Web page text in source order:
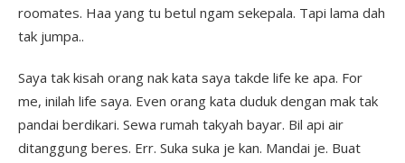
roomates. Haa yang tu betul ngam sekepala. Tapi lama dah
tak jumpa..
Saya tak kisah orang nak kata saya takde life ke apa. For
me, inilah life saya. Even orang kata duduk dengan mak tak
pandai berdikari. Sewa rumah takyah bayar. Bil api air
ditanggung beres. Err. Suka suka je kan. Mandai je. Buat